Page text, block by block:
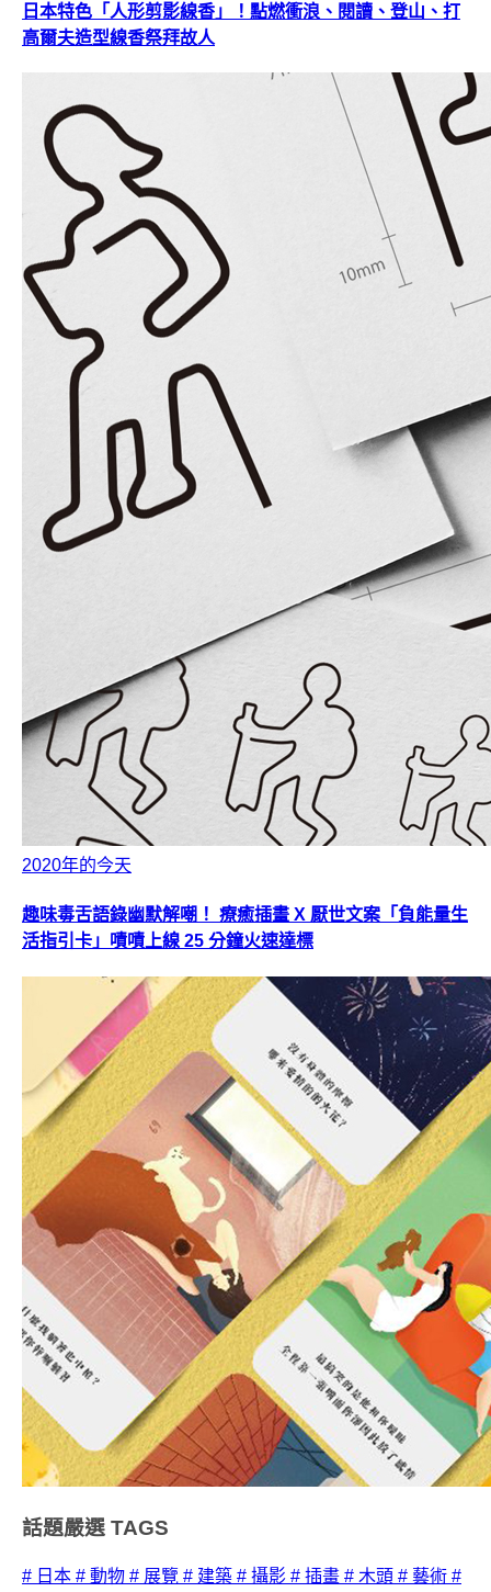
日本特色「人形剪影線香」！點燃衝浪、閱讀、登山、打
高爾夫造型線香祭拜故人
2020年的今天
趣味毒舌語錄幽默解嘲！ 療癒插畫 X 厭世文案「負能量生
活指引卡」嘖嘖上線 25 分鐘火速達標
話題嚴選 TAGS
# 日本 # 動物 # 展覽 # 建築 # 攝影 # 插畫 # 木頭 # 藝術 #